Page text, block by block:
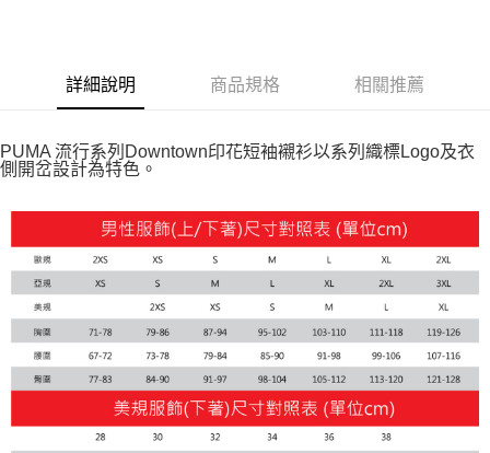
每筆NT$100，滿NT$1,800(含以上)免運費
每筆NT$100，滿NT$1,800(含以上)免運費
每筆NT$150，滿NT$1,800(含以上)免運費
宅配貨到付款(離島恕不配送)
每筆NT$180
詳細說明 商品規格 相關推薦
PUMA 流行系列Downtown印花短袖襯衫以系列織標Logo及衣
側開岔設計為特色。